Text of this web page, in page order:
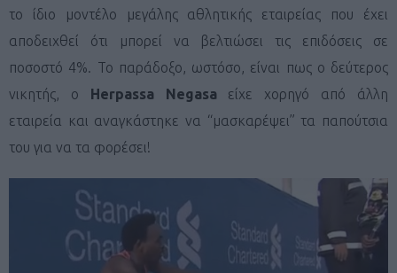
το ίδιο μοντέλο μεγάλης αθλητικής εταιρείας που έχει
αποδειχθεί ότι μπορεί να βελτιώσει τις επιδόσεις σε
ποσοστό 4%. Το παράδοξο, ωστόσο, είναι πως ο δεύτερος
νικητής, ο Herpassa Negasaείχε χορηγό από άλλη
εταιρεία και αναγκάστηκε να “μασκαρέψει” τα παπούτσια
του για να τα φορέσει!